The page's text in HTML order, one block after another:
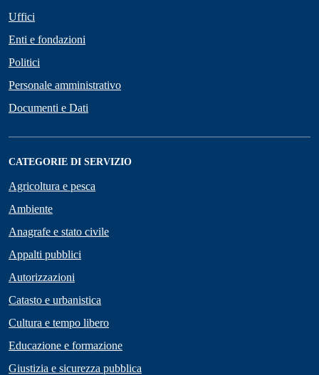
Uffici
Enti e fondazioni
Politici
Personale amministrativo
Documenti e Dati
CATEGORIE DI SERVIZIO
Agricoltura e pesca
Ambiente
Anagrafe e stato civile
Appalti pubblici
Autorizzazioni
Catasto e urbanistica
Cultura e tempo libero
Educazione e formazione
Giustizia e sicurezza pubblica